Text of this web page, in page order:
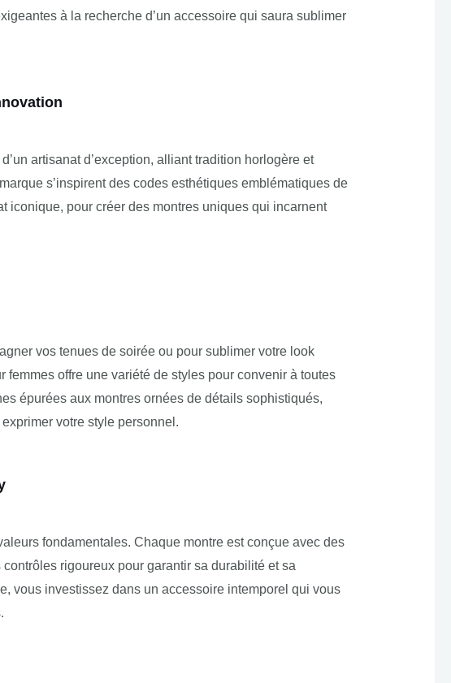
à la recherche d’un accessoire qui saura sublimer
artisanat d’exception, alliant tradition horlogère et
s’inspirent des codes esthétiques emblématiques de
iconique, pour créer des montres uniques qui incarnent
vos tenues de soirée ou pour sublimer votre look
offre une variété de styles pour convenir à toutes
épurées aux montres ornées de détails sophistiqués,
votre style personnel.
fondamentales. Chaque montre est conçue avec des
rigoureux pour garantir sa durabilité et sa
vous investissez dans un accessoire intemporel qui vous